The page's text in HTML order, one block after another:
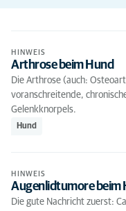
HINWEIS
Arthrose beim Hund
Die Arthrose (auch:
voranschreitende,
Gelenkknorpels.
Hund
HINWEIS
Augenlidtumore beim
Die gute Nachricht zuerst: